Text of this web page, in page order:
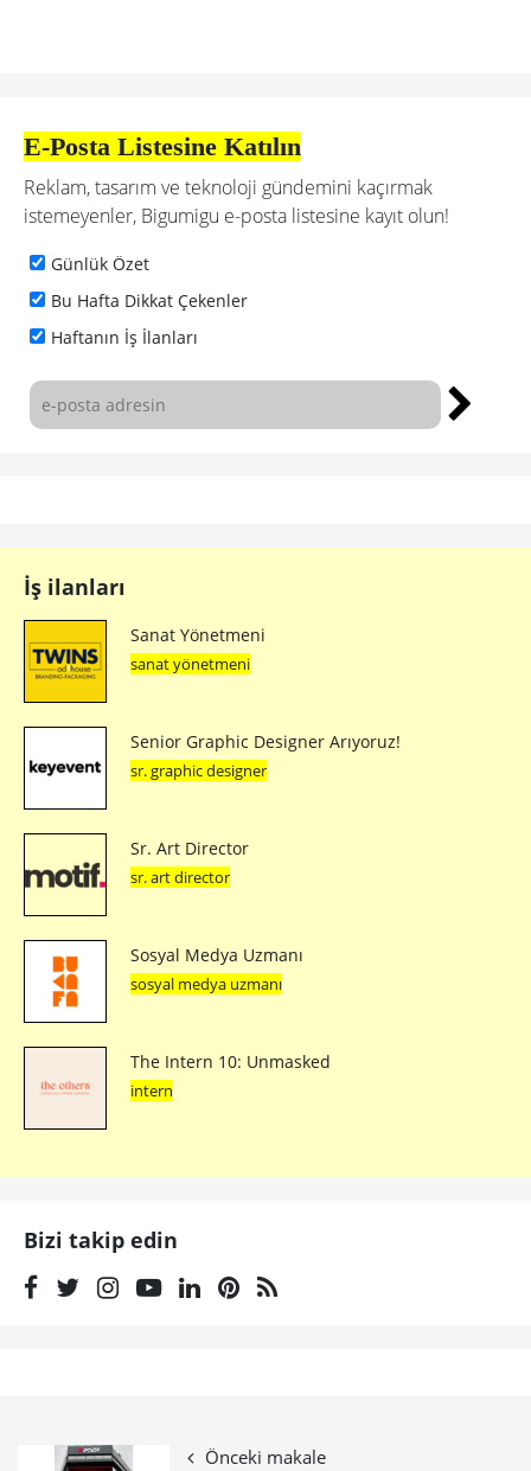
E-Posta Listesine Katılın
Reklam, tasarım ve teknoloji gündemini kaçırmak
istemeyenler, Bigumigu e-posta listesine kayıt olun!
Günlük Özet
Bu Hafta Dikkat Çekenler
Haftanın İş İlanları
İş ilanları
Sanat Yönetmeni
sanat yönetmeni
Senior Graphic Designer Arıyoruz!
sr. graphic designer
Sr. Art Director
sr. art director
Sosyal Medya Uzmanı
sosyal medya uzmanı
The Intern 10: Unmasked
intern
Bizi takip edin
Önceki makale